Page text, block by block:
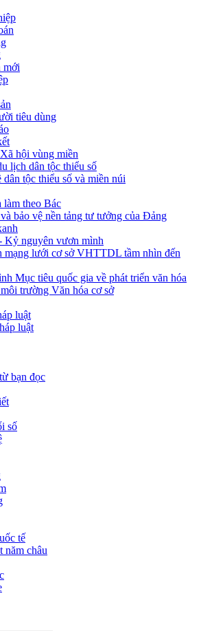
mới
tiêu dùng
hội vùng miền
lịch dân tộc thiểu số
dân tộc thiểu số và miền núi
làm theo Bác
bảo vệ nền tảng tư tưởng của Đảng
Kỷ nguyên vươn mình
mạng lưới cơ sở VHTTDL tầm nhìn đến
Mục tiêu quốc gia về phát triển văn hóa
trường Văn hóa cơ sở
luật
luật
bạn đọc
số
tế
năm châu